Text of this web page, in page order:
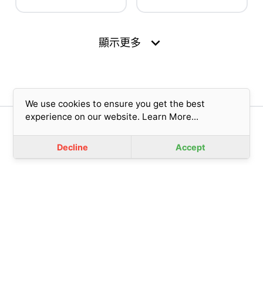
顯示更多 expand_more
We use cookies to ensure you get the best
experience on our website. Learn More...
Decline Accept